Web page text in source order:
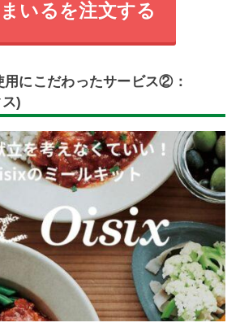
いるを注文する
用にこだわったサービス②：
)